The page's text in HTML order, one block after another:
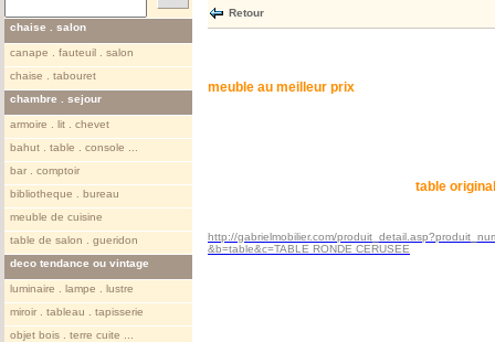
chaise . salon
canape . fauteuil . salon
chaise . tabouret
chambre . sejour
armoire . lit . chevet
bahut . table . console ...
bar . comptoir
bibliotheque . bureau
meuble de cuisine
table de salon . gueridon
deco tendance ou vintage
luminaire . lampe . lustre
miroir . tableau . tapisserie
objet bois . terre cuite ...
Retour
meuble au meilleur prix
table
http://gabrielmobilier.com/
&b=table&c=TABLE RONDE CERUSEE